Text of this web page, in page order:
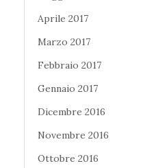
Aprile 2017
Marzo 2017
Febbraio 2017
Gennaio 2017
Dicembre 2016
Novembre 2016
Ottobre 2016